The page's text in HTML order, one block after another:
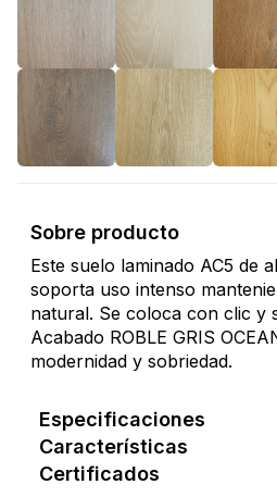
Sobre producto
Este suelo laminado AC5 de
soporta uso intenso
natural. Se coloca con clic y
Acabado ROBLE GRIS
modernidad y sobriedad.
Especificaciones
Características
Certificados